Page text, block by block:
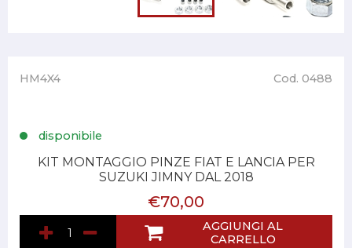
HM4X4 Cod. 0488
disponibile
KIT MONTAGGIO PINZE FIAT E LANCIA PER
SUZUKI JIMNY DAL 2018
€70,00
AGGIUNGI AL
CARRELLO